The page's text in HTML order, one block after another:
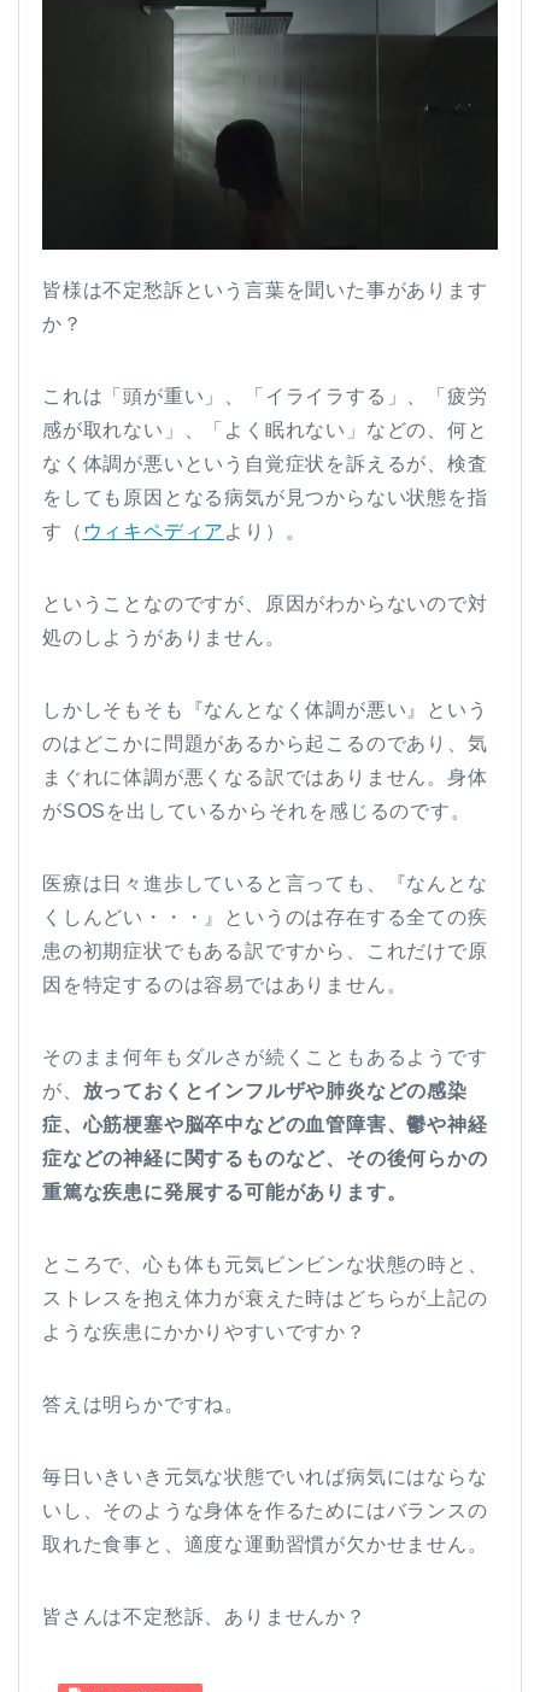
皆様は不定愁訴 という言葉を聞いた事があります
か？
これは「頭が重い」、「イライラする」、「疲労
感が取れない」、「よく眠れない」などの、何と
なく体調が悪いという自覚症状を訴えるが、検査
をしても原因となる病気が見つからない状態を指
す（ ウィキペディア より）。
ということなのですが、原因がわからないので対
処のしようがありません。
しかしそもそも『なんとなく体調が悪い』という
のはどこかに問題があるから起こるのであり、気
まぐれに体調が悪くなる訳ではありません。身体
がSOSを出しているからそれを感じるのです。
医療は日々進歩していると言っても、『なんとな
くしんどい・・・』というのは存在する全ての疾
患の初期症状でもある訳ですから、これだけで原
因を特定するのは容易ではありません。
そのまま何年もダルさが続くこともあるようです
が、 放っておくとインフルザや肺炎などの感染
症、心筋梗塞や脳卒中などの血管障害、鬱や神経
症などの神経に関するものなど、その後何らかの
重篤な疾患に発展する可能があります。
ところで、心も体も元気ビンビンな状態の時と、
ストレスを抱え体力が衰えた時はどちらが上記の
ような疾患にかかりやすいですか？
答えは明らかですね。
毎日いきいき元気な状態でいれば病気にはならな
いし、そのような身体を作るためにはバランスの
取れた食事と、適度な運動習慣が欠かせません。
皆さんは不定愁訴、ありませんか？